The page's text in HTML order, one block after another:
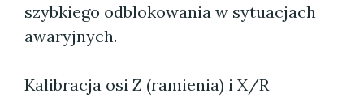
szybkiego odblokowania w sytuacjach
awaryjnych.
Kalibracja osi Z (ramienia) i X/R